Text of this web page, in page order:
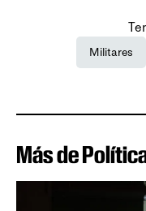
Militares
Más de